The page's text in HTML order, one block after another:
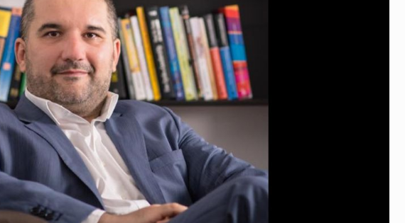
INCARCATE
COMPANIES ON THE INTERNATIONAL BUSINESS SCENE
BEING THE MOST DIGITALIZED WHOLESALER IN ROMANIA
2026, fueled by benzinariile RO concept OSCAR – peste 500 de participanti
si echipa de management a Pall-Ex, liderul pietei de transport paletizat din